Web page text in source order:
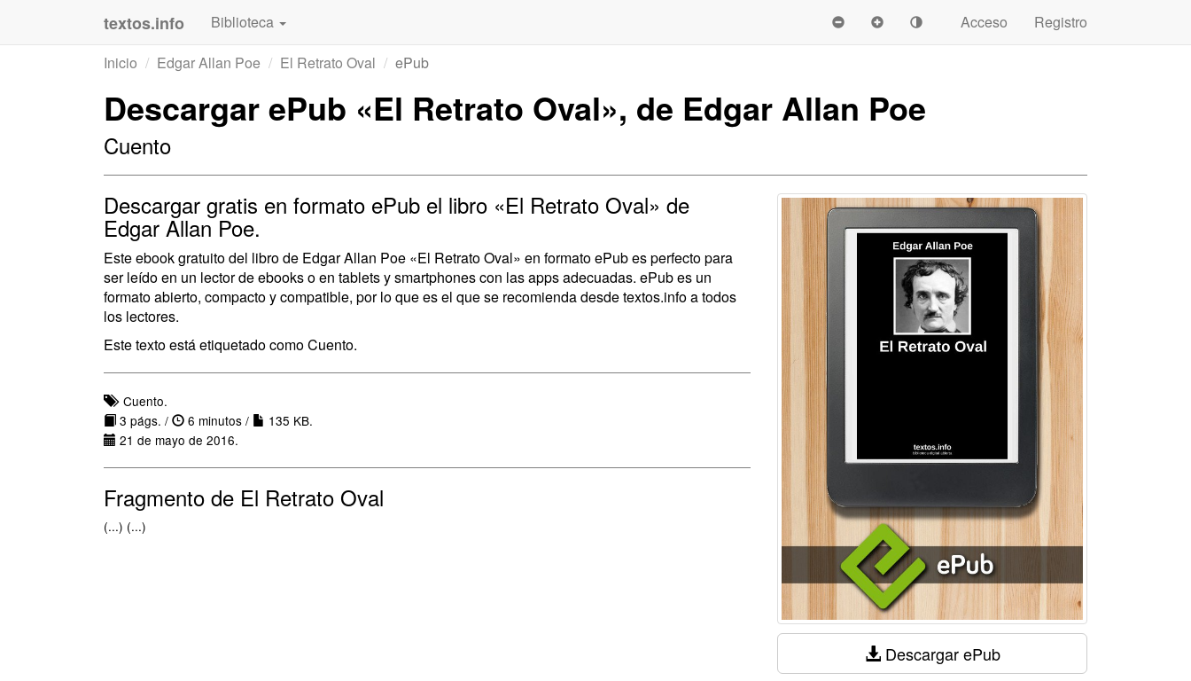
textos.info Biblioteca Acceso
Registro
Inicio
Edgar Allan Poe El Retrato Oval ePub
Descargar ePub «El Retrato Oval», de Edgar Allan Poe
Cuento
Descargar gratis en formato ePub el libro «El Retrato Oval» de
Edgar Allan Poe.
Este ebook gratuito del libro de Edgar Allan Poe «El Retrato Oval» en formato ePub es perfecto para
ser leído en un lector de ebooks o en tablets y smartphones con las apps adecuadas. ePub es un
formato abierto, compacto y compatible, por lo que es el que se recomienda desde textos.info a todos
los lectores.
Este texto está etiquetado como Cuento.
Cuento.
3 págs. /
6 minutos /
135 KB.
21 de mayo de 2016.
Fragmento de El Retrato Oval
(...) (...)
Descargar ePub